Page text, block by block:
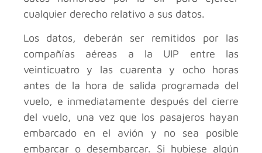
cualquier derecho relativo a sus datos.
Los datos, deberán ser remitidos por las
compañías aéreas a la UIP entre las
veinticuatro y las cuarenta y ocho horas
antes de la hora de salida programada del
vuelo, e inmediatamente después del cierre
del vuelo, una vez que los pasajeros hayan
embarcado en el avión y no sea posible
embarcar o desembarcar. Si hubiese algún